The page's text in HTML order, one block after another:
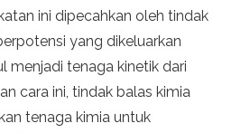
ini dipecahkan oleh tindak
yang dikeluarkan
menjadi tenaga kinetik dari
cara ini, tindak balas kimia
tenaga kimia untuk